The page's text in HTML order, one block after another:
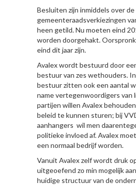
Besluiten zijn inmiddels over de
gemeenteraadsverkiezingen
heen getild. Nu moeten eind
worden doorgehakt.
eind dit jaar zijn.
Avalex wordt bestuurd door
bestuur van zes wethouders.
bestuur zitten ook een aantal
name vertegenwoordigers van
partijen willen Avalex
beleid te kunnen sturen; bij
aanhangers wil men
politieke invloed af. Avalex
een normaal bedrijf worden.
Vanuit Avalex zelf wordt druk
uitgeoefend zo min mogelijk
huidige structuur van de